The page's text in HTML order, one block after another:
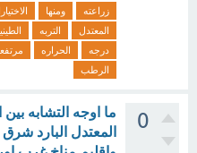
زراعته
ومنها
المعتدل
التربه
درجه
الحراره
الرطب
0
ما اوجه التشابه بين
المعتدل البارد شرق